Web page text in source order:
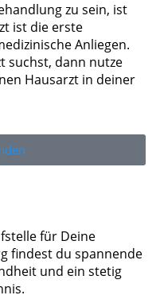
zu sein, ist
ist die erste
Anliegen.
suchst, dann nutze
Hausarzt in deiner
für Deine
findest du spannende
und ein stetig